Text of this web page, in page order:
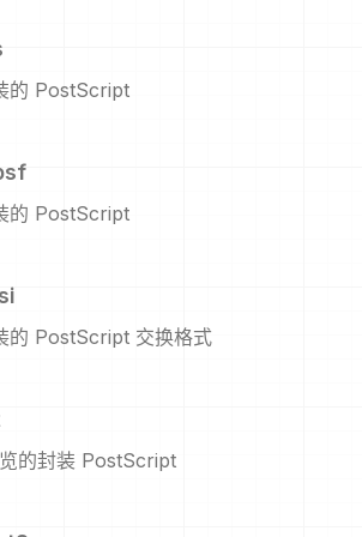
的 PostScript
的 PostScript
的 PostScript 交换格式
的封装 PostScript